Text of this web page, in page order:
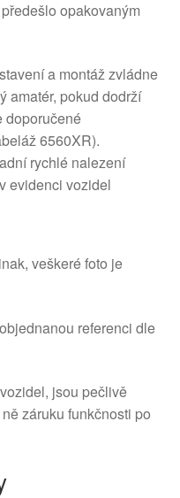
opakovaným
a montáž zvládne
amatér, pokud dodrží
doporučené
6560XR).
rychlé nalezení
evidenci vozidel
veškeré foto je
referenci dle
jsou pečlivě
záruku funkčnosti po